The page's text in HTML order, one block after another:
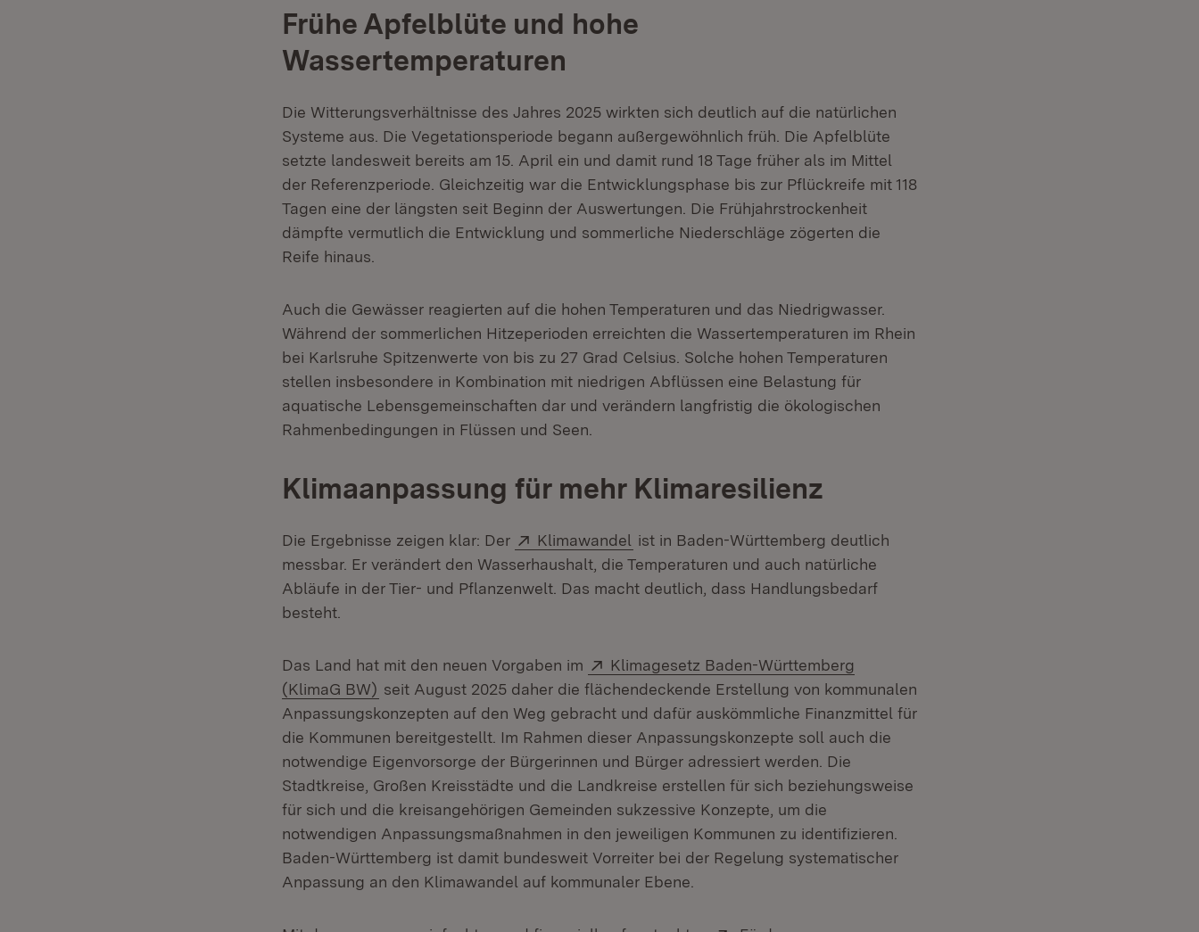
Frühe Apfelblüte und hohe
Wassertemperaturen
Die Witterungsverhältnisse des Jahres 2025 wirkten sich deutlich auf die natürlichen
Systeme aus. Die Vegetationsperiode begann außergewöhnlich früh. Die Apfelblüte
setzte landesweit bereits am 15. April ein und damit rund 18 Tage früher als im Mittel
der Referenzperiode. Gleichzeitig war die Entwicklungsphase bis zur Pflückreife mit 118
Tagen eine der längsten seit Beginn der Auswertungen. Die Frühjahrstrockenheit
dämpfte vermutlich die Entwicklung und sommerliche Niederschläge zögerten die
Reife hinaus.
Auch die Gewässer reagierten auf die hohen Temperaturen und das Niedrigwasser.
Während der sommerlichen Hitzeperioden erreichten die Wassertemperaturen im Rhein
bei Karlsruhe Spitzenwerte von bis zu 27 Grad Celsius. Solche hohen Temperaturen
stellen insbesondere in Kombination mit niedrigen Abflüssen eine Belastung für
aquatische Lebensgemeinschaften dar und verändern langfristig die ökologischen
Rahmenbedingungen in Flüssen und Seen.
Klimaanpassung für mehr Klimaresilienz
Die Ergebnisse zeigen klar: Der Extern:
Klimawandel (Öffnet in neuem Fenster)
ist in Baden-Württemberg deutlich
messbar. Er verändert den Wasserhaushalt, die Temperaturen und auch natürliche
Abläufe in der Tier- und Pflanzenwelt. Das macht deutlich, dass Handlungsbedarf
besteht.
Das Land hat mit den neuen Vorgaben im Extern:
Klimagesetz Baden-Württemberg
(KlimaG BW) (Öffnet in neuem Fenster)
seit August 2025 daher die flächendeckende Erstellung von kommunalen
Anpassungskonzepten auf den Weg gebracht und dafür auskömmliche Finanzmittel für
die Kommunen bereitgestellt. Im Rahmen dieser Anpassungskonzepte soll auch die
notwendige Eigenvorsorge der Bürgerinnen und Bürger adressiert werden. Die
Stadtkreise, Großen Kreisstädte und die Landkreise erstellen für sich beziehungsweise
für sich und die kreisangehörigen Gemeinden sukzessive Konzepte, um die
notwendigen Anpassungsmaßnahmen in den jeweiligen Kommunen zu identifizieren.
Baden-Württemberg ist damit bundesweit Vorreiter bei der Regelung systematischer
Anpassung an den Klimawandel auf kommunaler Ebene.